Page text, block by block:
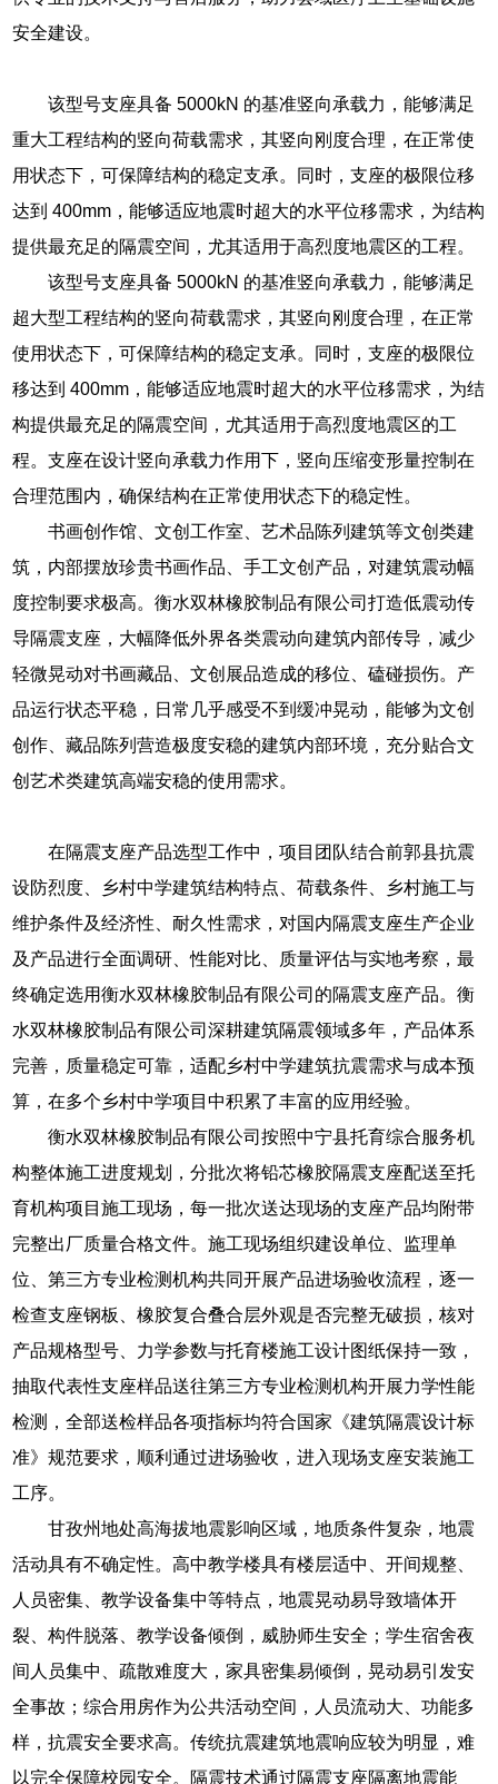
安全建设。
该型号支座具备 5000kN 的基准竖向承载力，能够满足
重大工程结构的竖向荷载需求，其竖向刚度合理，在正常使
用状态下，可保障结构的稳定支承。同时，支座的极限位移
达到 400mm，能够适应地震时超大的水平位移需求，为结构
提供最充足的隔震空间，尤其适用于高烈度地震区的工程。
该型号支座具备 5000kN 的基准竖向承载力，能够满足
超大型工程结构的竖向荷载需求，其竖向刚度合理，在正常
使用状态下，可保障结构的稳定支承。同时，支座的极限位
移达到 400mm，能够适应地震时超大的水平位移需求，为结
构提供最充足的隔震空间，尤其适用于高烈度地震区的工
程。支座在设计竖向承载力作用下，竖向压缩变形量控制在
合理范围内，确保结构在正常使用状态下的稳定性。
书画创作馆、文创工作室、艺术品陈列建筑等文创类建
筑，内部摆放珍贵书画作品、手工文创产品，对建筑震动幅
度控制要求极高。衡水双林橡胶制品有限公司打造低震动传
导隔震支座，大幅降低外界各类震动向建筑内部传导，减少
轻微晃动对书画藏品、文创展品造成的移位、磕碰损伤。产
品运行状态平稳，日常几乎感受不到缓冲晃动，能够为文创
创作、藏品陈列营造极度安稳的建筑内部环境，充分贴合文
创艺术类建筑高端安稳的使用需求。
在隔震支座产品选型工作中，项目团队结合前郭县抗震
设防烈度、乡村中学建筑结构特点、荷载条件、乡村施工与
维护条件及经济性、耐久性需求，对国内隔震支座生产企业
及产品进行全面调研、性能对比、质量评估与实地考察，最
终确定选用衡水双林橡胶制品有限公司的隔震支座产品。衡
水双林橡胶制品有限公司深耕建筑隔震领域多年，产品体系
完善，质量稳定可靠，适配乡村中学建筑抗震需求与成本预
算，在多个乡村中学项目中积累了丰富的应用经验。
衡水双林橡胶制品有限公司按照中宁县托育综合服务机
构整体施工进度规划，分批次将铅芯橡胶隔震支座配送至托
育机构项目施工现场，每一批次送达现场的支座产品均附带
完整出厂质量合格文件。施工现场组织建设单位、监理单
位、第三方专业检测机构共同开展产品进场验收流程，逐一
检查支座钢板、橡胶复合叠合层外观是否完整无破损，核对
产品规格型号、力学参数与托育楼施工设计图纸保持一致，
抽取代表性支座样品送往第三方专业检测机构开展力学性能
检测，全部送检样品各项指标均符合国家《建筑隔震设计标
准》规范要求，顺利通过进场验收，进入现场支座安装施工
工序。
甘孜州地处高海拔地震影响区域，地质条件复杂，地震
活动具有不确定性。高中教学楼具有楼层适中、开间规整、
人员密集、教学设备集中等特点，地震晃动易导致墙体开
裂、构件脱落、教学设备倾倒，威胁师生安全；学生宿舍夜
间人员集中、疏散难度大，家具密集易倾倒，晃动易引发安
全事故；综合用房作为公共活动空间，人员流动大、功能多
样，抗震安全要求高。传统抗震建筑地震响应较为明显，难
以完全保障校园安全。隔震技术通过隔震支座隔离地震能